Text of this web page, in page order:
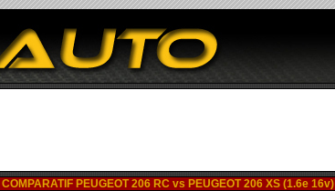
COMPARATIF PEUGEOT 206 RC vs PEUGEOT 206 XS (1.6e 16v)